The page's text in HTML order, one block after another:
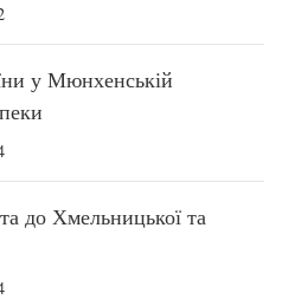
у Мюнхенській
до Хмельницької та